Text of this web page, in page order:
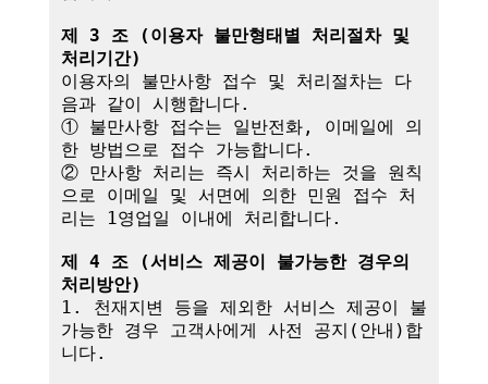
제 3 조 (이용자 불만형태별 처리절차 및
처리기간)
이용자의 불만사항 접수 및 처리절차는 다
음과 같이 시행합니다.
① 불만사항 접수는 일반전화, 이메일에 의
한 방법으로 접수 가능합니다.
② 만사항 처리는 즉시 처리하는 것을 원칙
으로 이메일 및 서면에 의한 민원 접수 처
리는 1영업일 이내에 처리합니다.
제 4 조 (서비스 제공이 불가능한 경우의
처리방안)
1. 천재지변 등을 제외한 서비스 제공이 불
가능한 경우 고객사에게 사전 공지(안내)합
니다.